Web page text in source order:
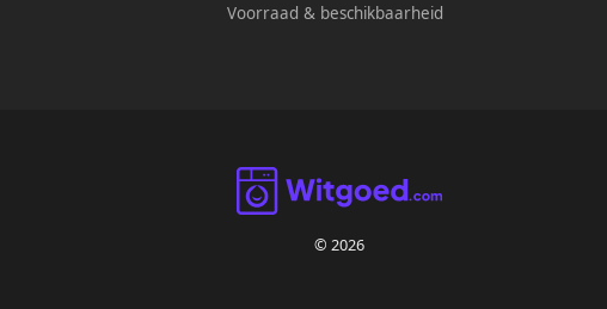
Voorraad & beschikbaarheid
© 2026